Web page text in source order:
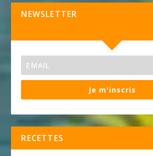
NEWSLETTER
Je m'inscris
RECETTES